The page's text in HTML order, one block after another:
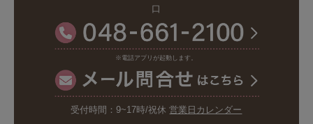
口
※電話アプリが起動します。
受付時間：9~17時/祝休営業日カレンダー